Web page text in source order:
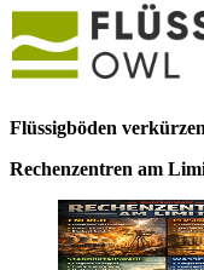
Flüssigböden
Rechenzentren am